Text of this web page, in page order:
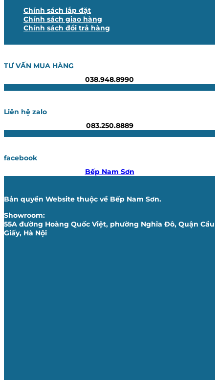
Chính sách lắp đặt
Chính sách giao hàng
Chính sách đổi trả hàng
TƯ VẤN MUA HÀNG
038.948.8990
Liên hệ zalo
083.250.8889
facebook
Bếp Nam Sơn
Bản quyền Website thuộc về Bếp Nam Sơn.
Showroom:
55A đường Hoàng Quốc Việt, phường Nghĩa Đô, Quận Cầu
Giấy, Hà Nội